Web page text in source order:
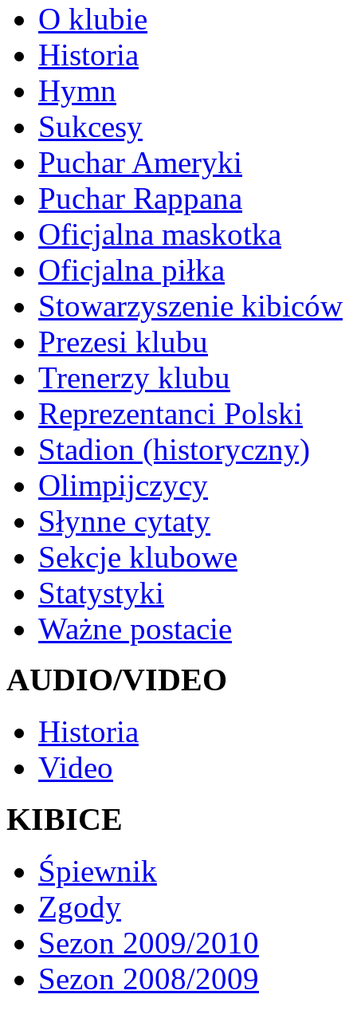
O klubie
Historia
Hymn
Sukcesy
Puchar Ameryki
Puchar Rappana
Oficjalna maskotka
Oficjalna piłka
Stowarzyszenie kibiców
Prezesi klubu
Trenerzy klubu
Reprezentanci Polski
Stadion (historyczny)
Olimpijczycy
Słynne cytaty
Sekcje klubowe
Statystyki
Ważne postacie
AUDIO/VIDEO
Historia
Video
KIBICE
Śpiewnik
Zgody
Sezon 2009/2010
Sezon 2008/2009